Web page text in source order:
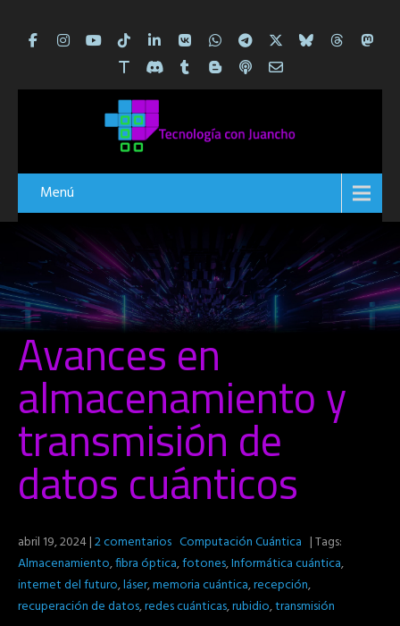
Menú
Avances en
almacenamiento y
transmisión de
datos cuánticos
abril 19, 2024|2 comentarios Computación Cuántica | Tags:
Almacenamiento,fibra óptica,fotones,Informática cuántica,
internet del futuro,láser,memoria cuántica,recepción,
recuperación de datos,redes cuánticas,rubidio,transmisión